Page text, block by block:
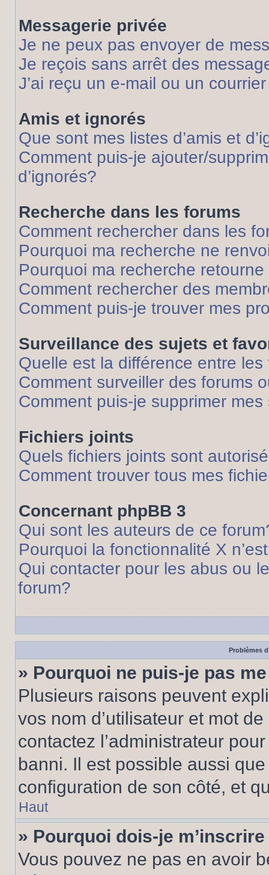
Messagerie privée
Je ne peux pas envoyer de
Je reçois sans arrêt des
J’ai reçu un e-mail ou un
Amis et ignorés
Que sont mes listes d’amis et
Comment puis-je ajouter/
d’ignorés?
Recherche dans les forums
Comment rechercher dans les
Pourquoi ma recherche ne
Pourquoi ma recherche
Comment rechercher des
Comment puis-je trouver mes
Surveillance des sujets et
Quelle est la différence entre
Comment surveiller des forums
Comment puis-je supprimer
Fichiers joints
Quels fichiers joints sont
Comment trouver tous mes
Concernant phpBB 3
Qui sont les auteurs de ce
Pourquoi la fonctionnalité X
Qui contacter pour les abus ou
forum?
Problèmes
» Pourquoi ne puis-je pas
Plusieurs raisons peuvent
vos nom d’utilisateur et mot
contactez l’administrateur
banni. Il est possible aussi
configuration de son côté, et
Haut
» Pourquoi dois-je
Vous pouvez ne pas en avoir